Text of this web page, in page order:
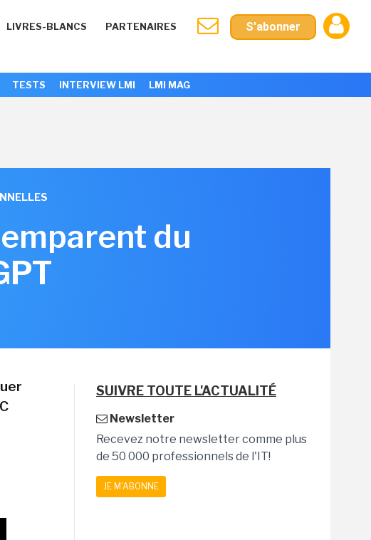
LIVRES-BLANCS PARTENAIRES S'abonner
TESTS INTERVIEW LMI LMI MAG
du
SUIVRE TOUTE L'ACTUALITÉ
Newsletter
Recevez notre newsletter comme plus
de 50 000 professionnels de l'IT!
JE M'ABONNE